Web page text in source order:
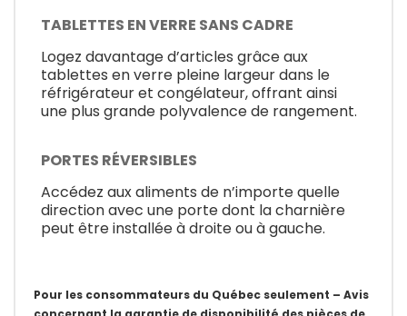
TABLETTES EN VERRE SANS CADRE
Logez davantage d’articles grâce aux
tablettes en verre pleine largeur dans le
réfrigérateur et congélateur, offrant ainsi
une plus grande polyvalence de rangement.
PORTES RÉVERSIBLES
Accédez aux aliments de n’importe quelle
direction avec une porte dont la charnière
peut être installée à droite ou à gauche.
Pour les consommateurs du Québec seulement – Avis